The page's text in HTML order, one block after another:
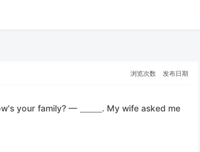
浏览次数 发布日期
your family? —
. My wife asked me